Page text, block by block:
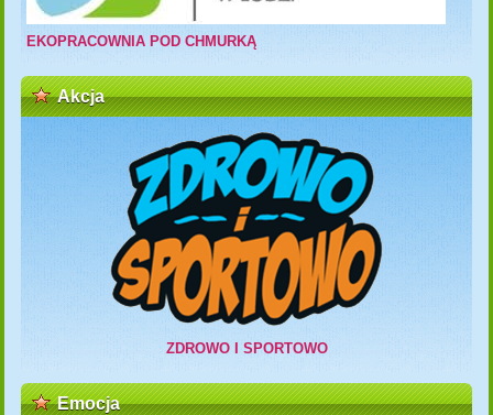
EKOPRACOWNIA POD CHMURKĄ
Akcja
ZDROWO I SPORTOWO
Emocja